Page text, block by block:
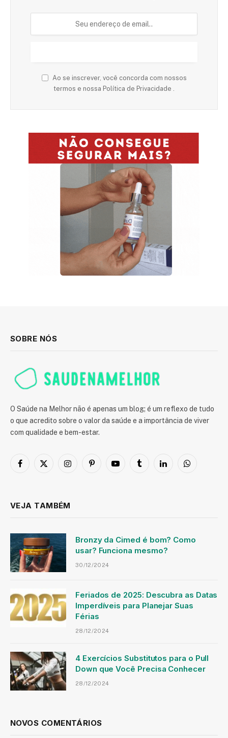
Ao se inscrever, você concorda com nossos
termos e nossa Política de Privacidade .
SOBRE NÓS
O Saúde na Melhor não é apenas um blog; é um reflexo de tudo
o que acredito sobre o valor da saúde e a importância de viver
com qualidade e bem-estar.
Facebook
X
InstagramPinterestYouTubeTumblrLinkedInWhatsApp
VEJA TAMBÉM
Bronzy da Cimed é bom? Como
usar? Funciona mesmo?
30/12/2024
Feriados de 2025: Descubra as Datas
Imperdíveis para Planejar Suas
Férias
28/12/2024
4 Exercícios Substitutos para o Pull
Down que Você Precisa Conhecer
28/12/2024
NOVOS COMENTÁRIOS